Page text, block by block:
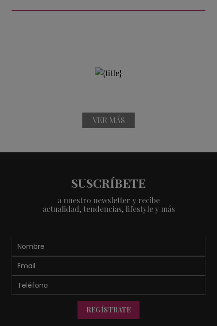
VER MÁS
SUSCRÍBETE
a nuestro newsletter y recibe
actualidad, tendencias, lifestyle y más
REGÍSTRATE